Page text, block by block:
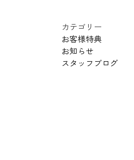
カテゴリー
お客様特典
お知らせ
スタッフブログ